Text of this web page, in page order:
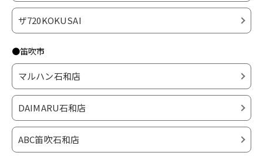
ザ720KOKUSAI
●笛吹市
マルハン石和店
DAIMARU石和店
ABC笛吹石和店